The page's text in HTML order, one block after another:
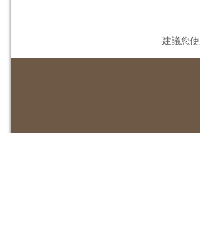
建議您